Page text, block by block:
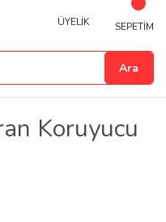
Ara
ÜYELİK SEPETİM
Koruyucu